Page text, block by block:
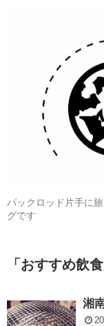
パックロッド片手に
グです
「 おすすめ飲
湘